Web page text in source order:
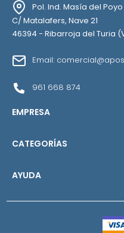
Pol. Ind. Masía del
C/ Matalafers, Nave 21
46394 - Ribarroja del Turia
Email:
961 668 874
EMPRESA
CATEGORÍAS
AYUDA